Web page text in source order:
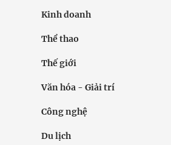
Kinh doanh
Thể thao
Thế giới
Văn hóa - Giải trí
Công nghệ
Du lịch